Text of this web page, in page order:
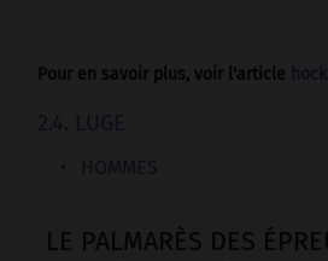
Pour en savoir plus, voir l'article
LE PALMARÈS DES